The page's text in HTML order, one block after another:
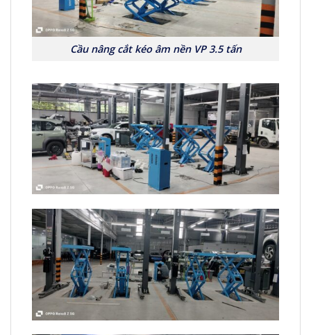
Cầu nâng cắt kéo âm nền VP 3.5 tấn